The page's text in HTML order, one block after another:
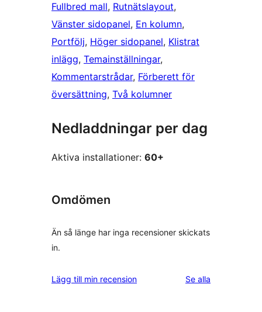
Fullbred mall, Rutnätslayout
Vänster sidopanel, En kolumn
Portfölj, Höger sidopanel, Klistrat
inlägg, Temainställningar
Kommentarstrådar, Förberett för
översättning, Två kolumner
Nedladdningar per dag
Aktiva installationer: 60+
Omdömen
Än så länge har inga recensioner skickats
in.
Lägg till min recension Se alla